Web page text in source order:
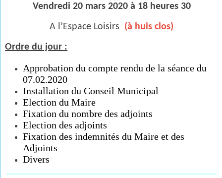
Vendredi 20 mars 2020 à 18 heures 30
A l’Espace Loisirs (à huis clos)
Ordre du jour :
Approbation du compte rendu de la séance du
07.02.2020
Installation du Conseil Municipal
Election du Maire
Fixation du nombre des adjoints
Election des adjoints
Fixation des indemnités du Maire et des
Adjoints
Divers